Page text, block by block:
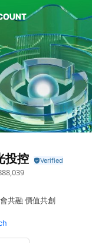
投控
共融 價值共創